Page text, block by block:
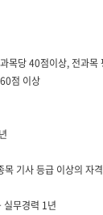
목당 40점이상, 전과목
점 이상
목 기사 등급 이상의 자
무경력 1년